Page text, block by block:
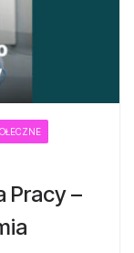
Pracy –